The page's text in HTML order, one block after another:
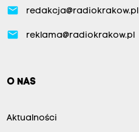
email redakcja@radiokrakow.pl
email reklama@radiokrakow.pl
O NAS
Aktualności